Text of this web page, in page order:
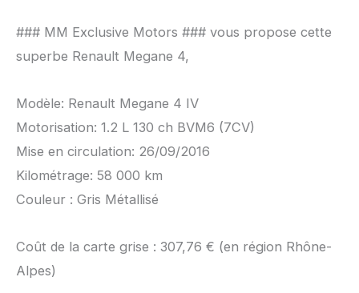
### MM Exclusive Motors ### vous propose cette
superbe Renault Megane 4,
Modèle: Renault Megane 4 IV
Motorisation: 1.2 L 130 ch BVM6 (7CV)
Mise en circulation: 26/09/2016
Kilométrage: 58 000 km
Couleur : Gris Métallisé
Coût de la carte grise : 307,76 € (en région Rhône-
Alpes)